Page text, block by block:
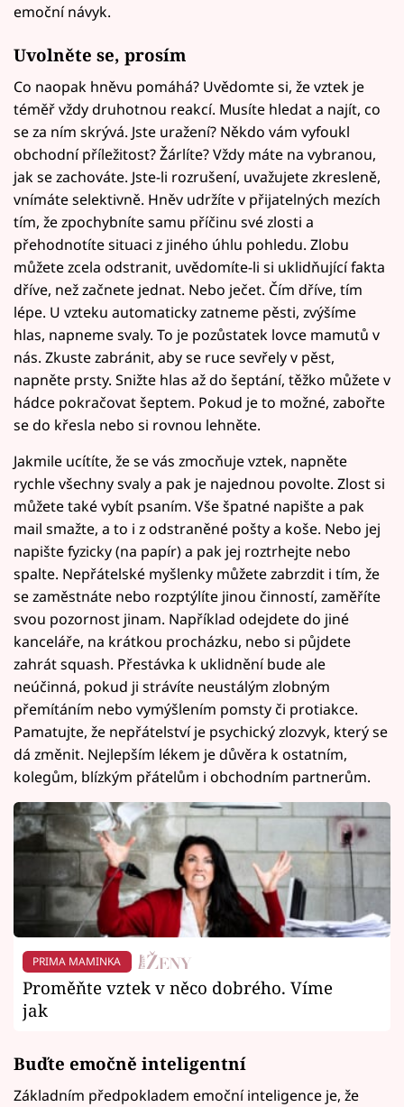
emoční návyk.
Uvolněte se, prosím
Co naopak hněvu pomáhá? Uvědomte si, že vztek je
téměř vždy druhotnou reakcí. Musíte hledat a najít, co
se za ním skrývá. Jste uražení? Někdo vám vyfoukl
obchodní příležitost? Žárlíte? Vždy máte na vybranou,
jak se zachováte. Jste-li rozrušení, uvažujete zkresleně,
vnímáte selektivně. Hněv udržíte v přijatelných mezích
tím, že zpochybníte samu příčinu své zlosti a
přehodnotíte situaci z jiného úhlu pohledu. Zlobu
můžete zcela odstranit, uvědomíte-li si uklidňující fakta
dříve, než začnete jednat. Nebo ječet. Čím dříve, tím
lépe. U vzteku automaticky zatneme pěsti, zvýšíme
hlas, napneme svaly. To je pozůstatek lovce mamutů v
nás. Zkuste zabránit, aby se ruce sevřely v pěst,
napněte prsty. Snižte hlas až do šeptání, těžko můžete v
hádce pokračovat šeptem. Pokud je to možné, zabořte
se do křesla nebo si rovnou lehněte.
Jakmile ucítíte, že se vás zmocňuje vztek, napněte
rychle všechny svaly a pak je najednou povolte. Zlost si
můžete také vybít psaním. Vše špatné napište a pak
mail smažte, a to i z odstraněné pošty a koše. Nebo jej
napište fyzicky (na papír) a pak jej roztrhejte nebo
spalte. Nepřátelské myšlenky můžete zabrzdit i tím, že
se zaměstnáte nebo rozptýlíte jinou činností, zaměříte
svou pozornost jinam. Například odejdete do jiné
kanceláře, na krátkou procházku, nebo si půjdete
zahrát squash. Přestávka k uklidnění bude ale
neúčinná, pokud ji strávíte neustálým zlobným
přemítáním nebo vymýšlením pomsty či protiakce.
Pamatujte, že nepřátelství je psychický zlozvyk, který se
dá změnit. Nejlepším lékem je důvěra k ostatním,
kolegům, blízkým přátelům i obchodním partnerům.
PRIMA MAMINKA
Proměňte vztek v něco dobrého. Víme
jak
Buďte emočně inteligentní
Základním předpokladem emoční inteligence je, že